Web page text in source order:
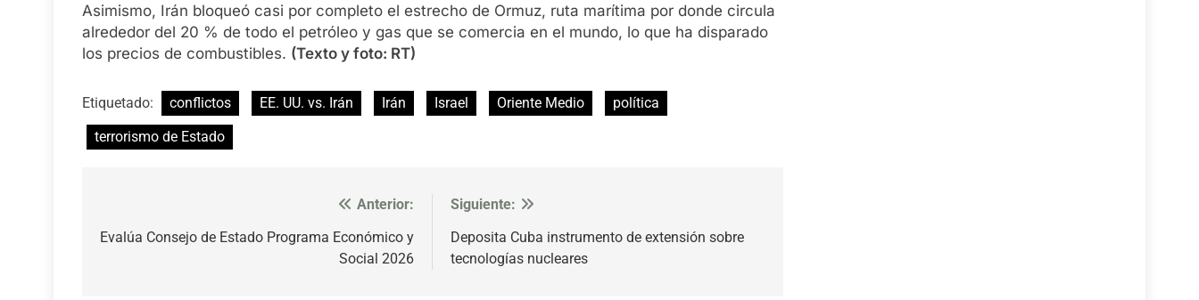
Asimismo, Irán bloqueó casi por completo el estrecho de Ormuz, ruta marítima por donde circula
alrededor del 20 % de todo el petróleo y gas que se comercia en el mundo, lo que ha disparado
los precios de combustibles. (Texto y foto: RT)
Etiquetado: conflictos EE. UU. vs. Irán Irán Israel Oriente Medio
política
terrorismo de Estado
de
Anterior:
Evalúa Consejo de Estado Programa Económico y
Social 2026
Siguiente:
Deposita Cuba instrumento de extensión sobre
tecnologías nucleares